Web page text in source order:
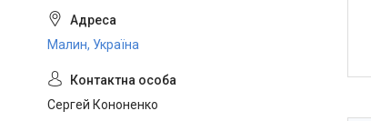
Малин, Україна
Сергей Кононенко